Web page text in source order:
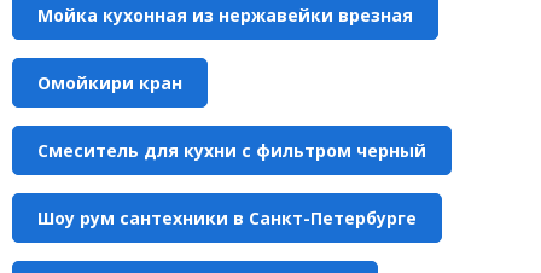
Мойка кухонная из нержавейки врезная
Омойкири кран
Смеситель для кухни с фильтром черный
Шоу рум сантехники в Санкт-Петербурге